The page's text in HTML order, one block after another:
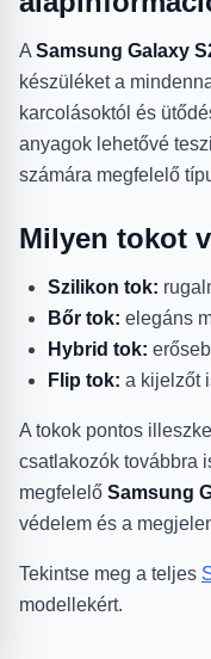
A Samsung Galaxy
készüléket a
karcolásoktól és
anyagok lehetővé
számára megfelelő
Milyen tokot
Szilikon tok:
Bőr tok: elegáns
Hybrid tok:
Flip tok: a kijelzőt
A tokok pontos
csatlakozók továbbra
megfelelő Samsung
védelem és a
Tekintse meg a teljes
modellekért.